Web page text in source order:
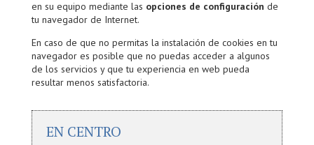
en su equipo mediante las opciones de configuración de
tu navegador de Internet.
En caso de que no permitas la instalación de cookies en tu
navegador es posible que no puedas acceder a algunos
de los servicios y que tu experiencia en web pueda
resultar menos satisfactoria.
EN CENTRO